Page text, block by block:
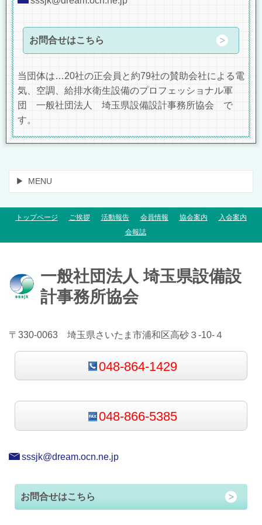
お問合せはこちら
当団体は…20社の正会員と約79社の賛助会社による電
気、空調、給排水衛生設備のプロフェッショナル軍
団 一般社団法人 埼玉県設備設計事務所協会 で
す。
MENU
トップページ ご挨拶 活動報告 会員情報 協会案内
入会案内
会報誌
一般社団法人 埼玉県設備設
計事務所協会
〒330-0063 埼玉県さいたま市浦和区高砂３-10-４
048-864-1429
048-866-5385
sssjk@dream.ocn.ne.jp
お問合せはこちら